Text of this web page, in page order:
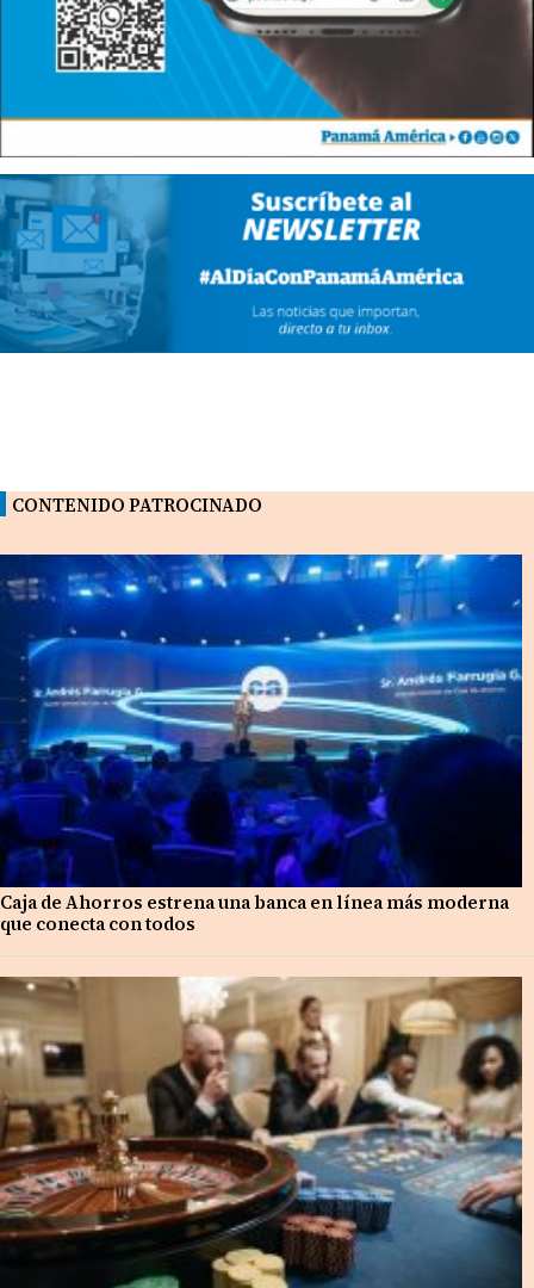
CONTENIDO PATROCINADO
Caja de Ahorros estrena una banca en línea más moderna
que conecta con todos